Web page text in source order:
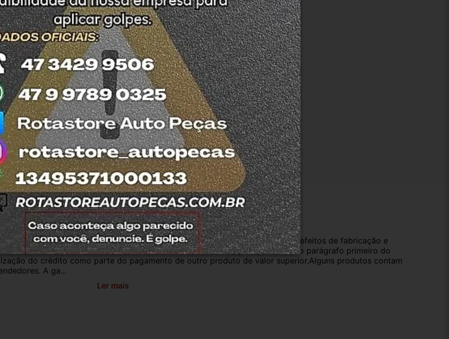
no detran do estado de SC.
e confiança, todos nossos produtos contam
todas usadas, compramos Somente veículos
retirar na nossa loja física também
e tiramos suas dúvidas.
Certificado de Procedência Troca e Devolução
do Consumidor, é de 90 (noventa) dias a partir da data da compra e cobre defeitos de fabricação e
reparar o produto, o cliente poderá escolher dentre as opções previstas no parágrafo primeiro do
do crédito como parte do pagamento de outro produto de valor superior.Alguns produtos contam
A ga...
Ler mais